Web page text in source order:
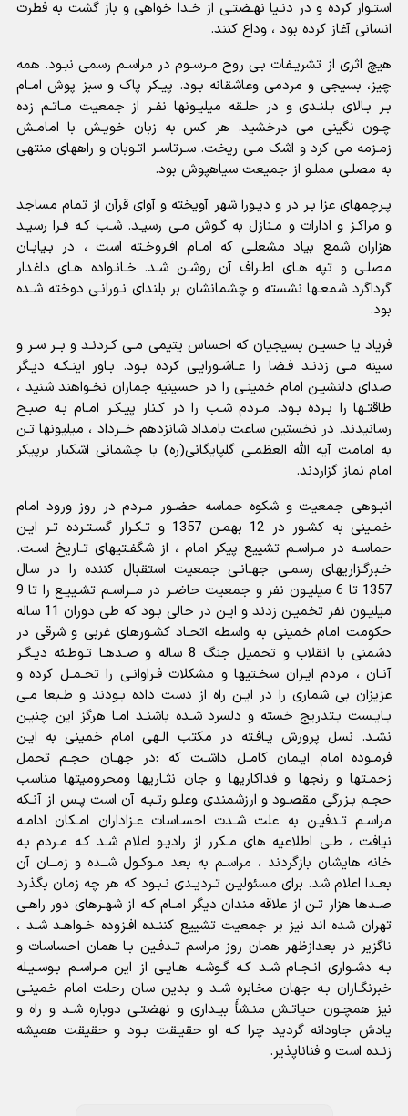
استـوار کرده و در دنـیا نهـضتـى از خـدا خواهى و باز گشت به فطرت
انسانى آغاز کرده بود ، وداع کنند.
هیچ اثرى از تشریـفات بـى روح مـرسـوم در مراسـم رسمى نبـود. همه
چیز، بسیجى و مردمى وعاشقانه بـود. پیـکر پاک و سبز پوش امـام
بـر بـالاى بـلنـدى و در حلـقه میلیـونها نفـر از جمعیت مـاتـم زده
چـون نگینى مى درخشید. هر کس به زبان خویـش با امامـش
زمـزمه مى کرد و اشک مـى ریخت. سـرتاسـر اتـوبان و راههاى منتهى
به مصلـى مملـو از جمیعت سیاهپوش بود.
پـرچمهاى عزا بـر در و دیـورا شهر آویخته و آواى قرآن از تمام مساجد
و مراکـز و ادارات و مـنازل به گـوش مـى رسیـد. شـب کـه فـرا رسیـد
هزاران شمع بیاد مشعلـى که امـام افـروخـته است ، در بـیابـان
مصلـى و تپه هـاى اطـراف آن روشـن شـد. خـانـواده هـاى داغدار
گرداگرد شمعـها نشسته و چشمانشان بر بلنداى نـورانـى دوخته شـده
بود.
فریاد یا حسیـن بسیجیان که احساس یتیمى مـى کـردنـد و بــر سـر و
سینه مـى زدنـد فـضا را عـاشـورایـى کرده بـود. بـاور اینـکـه دیـگر
صداى دلنشیـن امام خمینـى را در حسینیه جماران نخـواهند شنید ،
طاقتـها را بـرده بـود. مـردم شـب را در کـنار پیـکـر امـام بـه صبـح
رسانیدند. در نخستین ساعت بامداد شانزدهم خــرداد ، میلیونها تـن
به امامت آیه الله العظمـى گلپایگانى(ره) با چشمانى اشکبار برپیکر
امام نماز گزاردند.
انبـوهى جمعیت و شکوه حماسه حضـور مـردم در روز ورود امام
خمـینى به کشـور در 12 بهمـن 1357 و تـکـرار گسـتـرده تـر ایـن
حماسـه در مـراسـم تشییع پیکر امام ، از شگفـتیهاى تـاریخ اسـت.
خـبرگـزاریهاى رسمـى جهـانـى جمعیت استقبال کننده را در سال
1357 تا 6 میلیـون نفر و جمعیت حاضـر در مــراسـم تشـییـع را تا 9
میلیـون نفر تخمیـن زدند و ایـن در حالى بـود که طى دوران 11 ساله
حکومت امام خمینى به واسطه اتحـاد کشـورهای غربى و شرقى در
دشمنى با انقلاب و تحمیل جنگ 8 ساله و صـدهـا تـوطـئه دیـگـر
آنـان ، مردم ایـران سخـتیها و مشکلات فـراوانـى را تحـمـل کرده و
عزیزان بى شمارى را در ایـن راه از دست داده بـودند و طـبعا مـى
بـایـست بـتدریج خسته و دلسرد شـده باشنـد امـا هرگز این چنیـن
نشـد. نسل پرورش یـافـته در مکتب الـهى امام خمینى به ایـن
فرمـوده امام ایـمان کامـل داشـت که :در جهـان حجـم تحمل
زحمـتها و رنجها و فداکاریها و جان نثـاریها ومحرومیتها مناسب
حجـم بـزرگى مقصـود و ارزشمندى وعلـو رتـبـه آن است پـس از آنـکه
مراسـم تـدفیـن به علت شـدت احسـاسات عـزاداران امـکان ادامـه
نیافت ، طـى اطلاعیه هاى مـکرر از رادیـو اعلام شـد کـه مـردم بـه
خانه هایشان بازگردند ، مراسـم به بعد مـوکـول شــده و زمــان آن
بعـدا اعلام شد. براى مسئولیـن تـردیـدى نـبـود که هر چه زمان بگذرد
صـدها هزار تـن از علاقه مندان دیگر امـام کـه از شهـرهاى دور راهـى
تهران شده اند نیز بر جمعیت تشییع کننـده افـزوده خـواهـد شـد ،
ناگزیر در بعدازظهر همان روز مراسم تـدفـین بـا همان احساسات و
بـه دشـوارى انـجـام شـد کـه گـوشـه هـایـى از این مـراسـم بـوسـیـله
خبرنگـاران بـه جهان مخابره شـد و بدین سان رحلت امام خمینـى
نیز همچـون حیاتـش منـشأَ بیـدارى و نهضتـى دوباره شـد و راه و
یادش جاودانه گردید چرا کـه او حقیـقت بـود و حقیقت همیشه
زنـده است و فناناپذیر.